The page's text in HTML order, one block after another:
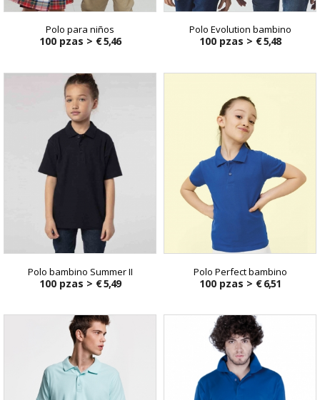
Polo para niños
100 pzas > € 5,46
Polo Evolution bambino
100 pzas > € 5,48
Polo bambino Summer II
100 pzas > € 5,49
Polo Perfect bambino
100 pzas > € 6,51